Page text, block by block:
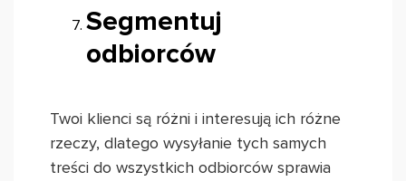
Segmentuj
odbiorców
Twoi klienci są różni i interesują ich różne
rzeczy, dlatego wysyłanie tych samych
treści do wszystkich odbiorców sprawia